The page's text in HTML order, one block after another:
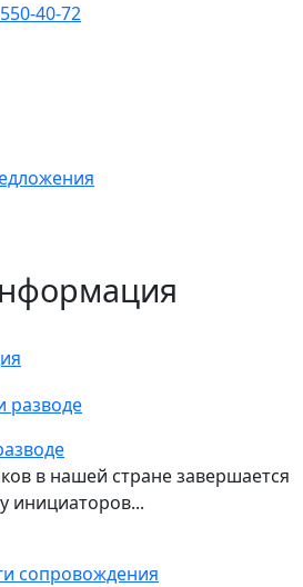
40-72
в нашей стране завершается
инициаторов...